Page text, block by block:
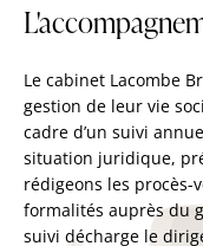
Le cabinet Lacombe
gestion de leur vie
cadre d’un suivi
situation juridique,
rédigeons les procès-
formalités auprès du
suivi décharge le